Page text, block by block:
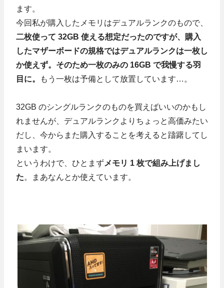
ます。
今回私が購入したメモリはデュアルランクのもので、
二枚使って 32GB 使える想定だったのですが、購入
したマザーボードの規格ではデュアルランクは一枚し
か使えず。そのため一枚のみの 16GB で我慢する羽
目に。
もう一枚は予備として放置しています…。
32GB のシングルランクのものを買えばいいのかもし
れませんが、デュアルランクよりちょっと高価みたい
だし、今からまた購入することを考えると躊躇してし
まいます。
というわけで、ひとまずメモリ 1 枚で組み上げまし
た。まあなんとか使えています。